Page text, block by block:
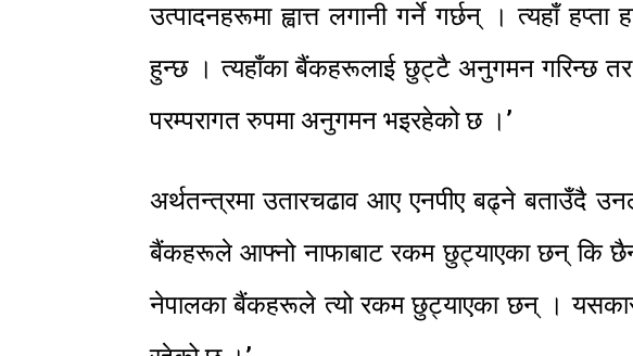
उत्पादनहरूमा ह्वा‍त्त लगानी गर्ने गर्छन् । त्यहाँ
हुन्छ । त्यहाँका बैंकहरूलाई छुट्टै अनुगमन गरिन्छ तर
परम्परागत रुपमा अनुगमन भइरहेको छ ।’
अर्थतन्त्रमा उतारचढाव आए एनपीए बढ्ने बताउँदै
बैंकहरूले आफ्नो नाफाबाट रकम छुट्याएका छन् कि
नेपालका बैंकहरूले त्यो रकम छुट्याएका छन् । यसकारण